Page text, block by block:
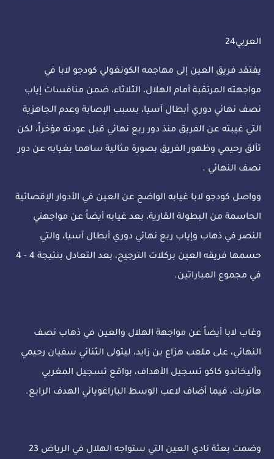
العربي24
يفتقد فريق العين إلى مهاجمه الكونغولي كودجو لابا في
مواجهته المرتقبة أمام الهلال، الثلاثاء، ضمن منافسات إياب
نصف نهائي دوري أبطال آسيا، بسبب الإصابة وعدم الجاهزية
التي غيبته عن الفريق منذ دور ربع نهائي قبل عودته مؤخراً، لكن
تألق رحيمي وظهور الفريق بصورة مثالية ساهما بغيابه عن دور
نصف النهائي .
وواصل كودجو لابا غيابه الواضح عن العين في الأدوار الإقصائية
الحاسمة من البطولة القارية، بعد غيابه أيضاً عن مواجهتي
النصر في ذهاب وإياب ربع نهائي دوري أبطال آسيا، والتي
حسمها فريقه العين بركلات الترجيح، بعد التعادل بنتيجة 4 - 4
في مجموع المباراتين.
وغاب لابا أيضاً عن مواجهة الهلال والعين في ذهاب نصف
النهائي، على ملعب هزاع بن زايد، ليتولى الثنائي سفيان رحيمي
وأليخاندو كاكو تسجيل الأهداف، بواقع تسجيل المغربي
هاتريك، فيما أضاف لاعب الوسط الباراغوياني الهدف الرابع.
وضمت بعثة نادي العين التي ستواجه الهلال في الرياض 23